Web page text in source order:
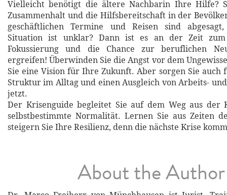
Vielleicht benötigt die ältere Nachbarin Ihre Hilfe?
Zusammenhalt und die Hilfsbereitschaft in der
geschäftlichen Termine und Reisen sind
Situation ist unklar? Dann ist es an der Zeit
Fokussierung und die Chance zur beruflichen
ergreifen! Überwinden Sie die Angst vor dem
Sie eine Vision für Ihre Zukunft. Aber sorgen Sie auch
Struktur im Alltag und einen Ausgleich von Arbeits-
jetzt.
Der Krisenguide begleitet Sie auf dem Weg aus der
selbstbestimmte Normalität. Lernen Sie aus Zeiten
steigern Sie Ihre Resilienz, denn die nächste Krise
About the Author